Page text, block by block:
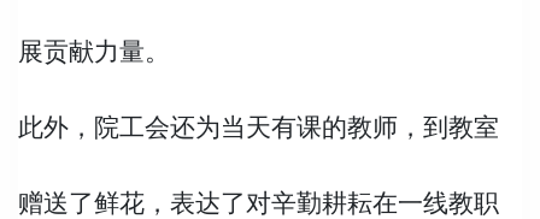
展贡献力量。
此外，院工会还为当天有课的教师，到教室
赠送了鲜花，表达了对辛勤耕耘在一线教职